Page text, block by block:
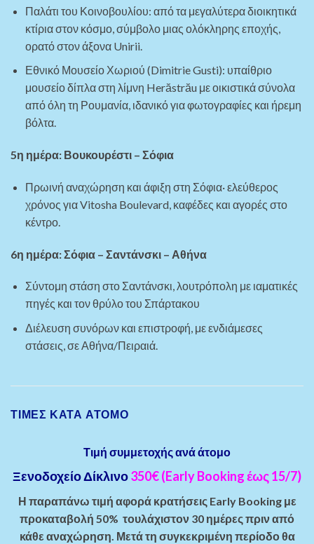
Παλάτι του Κοινοβουλίου: από τα μεγαλύτερα διοικητικά
κτίρια στον κόσμο, σύμβολο μιας ολόκληρης εποχής,
ορατό στον άξονα Unirii.
Εθνικό Μουσείο Χωριού (Dimitrie Gusti): υπαίθριο
μουσείο δίπλα στη λίμνη Herăstrău με οικιστικά σύνολα
από όλη τη Ρουμανία, ιδανικό για φωτογραφίες και ήρεμη
βόλτα.
5η ημέρα: Βουκουρέστι – Σόφια
Πρωινή αναχώρηση και άφιξη στη Σόφια· ελεύθερος
χρόνος για Vitosha Boulevard, καφέδες και αγορές στο
κέντρο.
6η ημέρα: Σόφια – Σαντάνσκι – Αθήνα
Σύντομη στάση στο Σαντάνσκι, λουτρόπολη με ιαματικές
πηγές και τον θρύλο του Σπάρτακου
Διέλευση συνόρων και επιστροφή, με ενδιάμεσες
στάσεις, σε Αθήνα/Πειραιά.
ΤΙΜΈΣ ΚΑΤΆ ΆΤΟΜΟ
Τιμή συμμετοχής ανά άτομο
Ξενοδοχείο Δίκλινο350€ (Early Booking έως 15/7)
Η παραπάνω τιμή αφορά κρατήσεις Early Booking με
προκαταβολή 50% τουλάχιστον 30 ημέρες πριν από
κάθε αναχώρηση. Μετά τη συγκεκριμένη περίοδο θα